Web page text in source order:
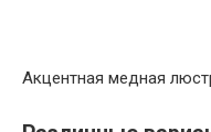
Акцентная медная